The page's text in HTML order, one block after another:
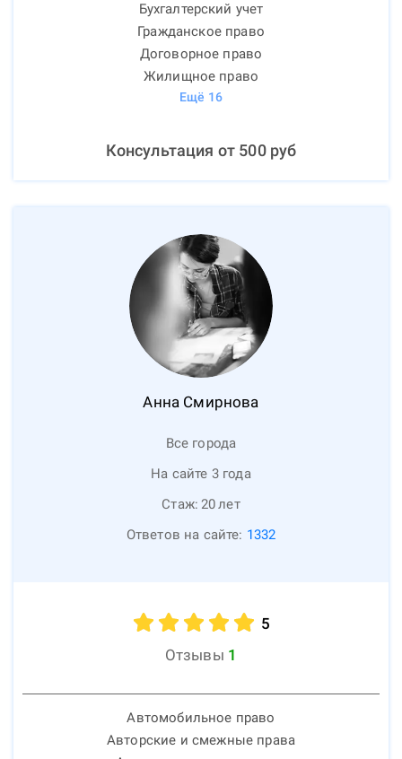
Бухгалтерский учет
Гражданское право
Договорное право
Жилищное право
Ещё 16
Консультация от 500руб
Анна Смирнова
Все города
На сайте 3 года
Стаж: 20лет
Ответов на сайте: 1332
5
Отзывы 1
Автомобильное право
Авторские и смежные права